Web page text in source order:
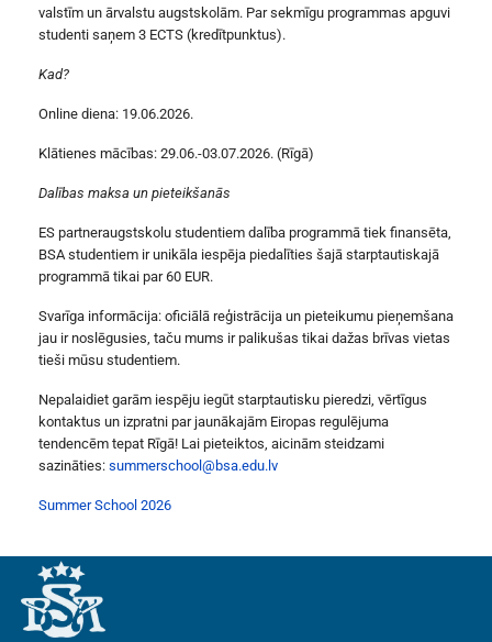
valstīm un ārvalstu augstskolām. Par sekmīgu programmas apguvi
studenti saņem 3 ECTS (kredītpunktus).
Kad?
Online diena: 19.06.2026.
Klātienes mācības: 29.06.-03.07.2026. (Rīgā)
Dalības maksa un pieteikšanās
ES partneraugstskolu studentiem dalība programmā tiek finansēta,
BSA studentiem ir unikāla iespēja piedalīties šajā starptautiskajā
programmā tikai par 60 EUR.
Svarīga informācija: oficiālā reģistrācija un pieteikumu pieņemšana
jau ir noslēgusies, taču mums ir palikušas tikai dažas brīvas vietas
tieši mūsu studentiem.
Nepalaidiet garām iespēju iegūt starptautisku pieredzi, vērtīgus
kontaktus un izpratni par jaunākajām Eiropas regulējuma
tendencēm tepat Rīgā! Lai pieteiktos, aicinām steidzami
sazināties: summerschool@bsa.edu.lv
Summer School 2026